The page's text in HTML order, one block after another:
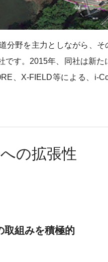
分野を主力としながら、
です。2015年、同社は新
、X-FIELD等による、i-
の拡張性
組みを積極的